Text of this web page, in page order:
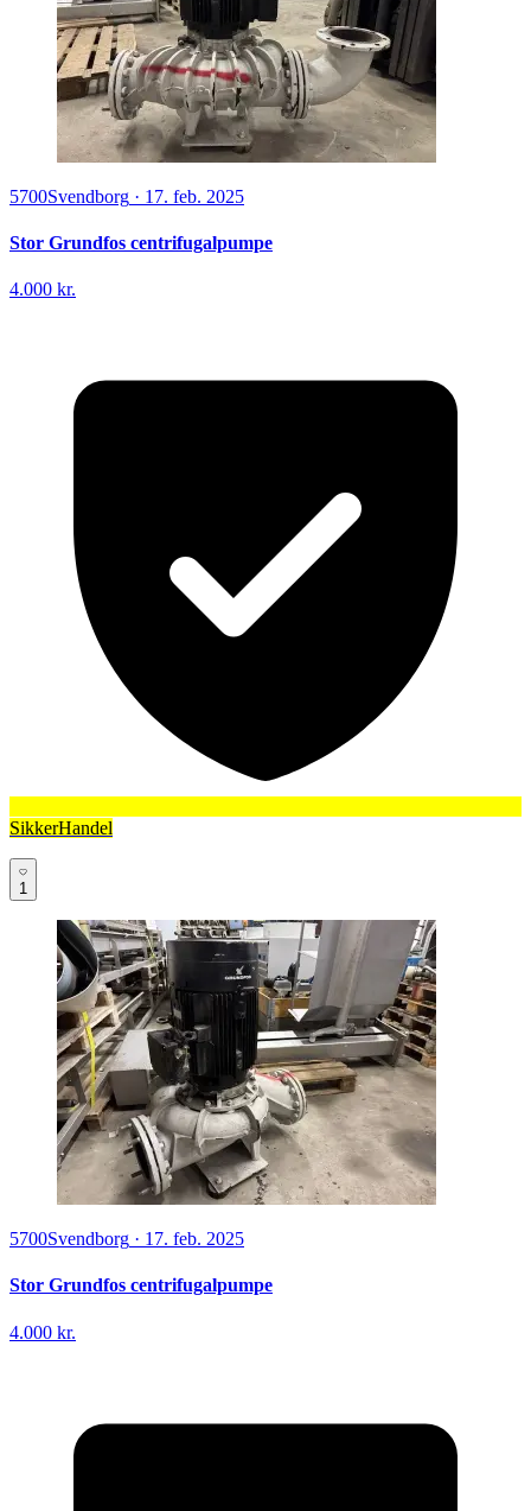
5700Svendborg · 17. feb. 2025
Stor Grundfos centrifugalpumpe
4.000 kr.
SikkerHandel
1
5700Svendborg · 17. feb. 2025
Stor Grundfos centrifugalpumpe
4.000 kr.